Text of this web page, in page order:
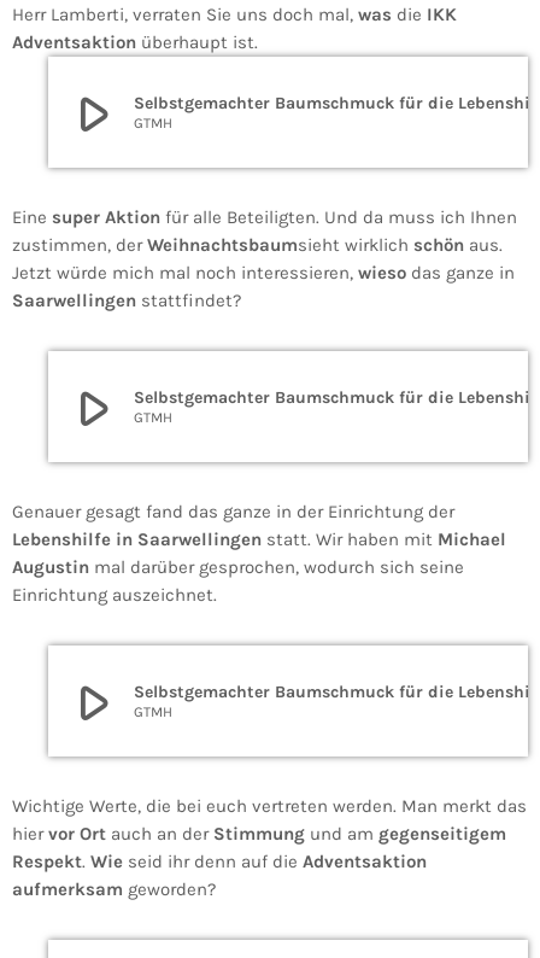
Herr Lamberti, verraten Sie uns doch mal, was die IKK
Adventsaktion überhaupt ist.
play_arrow GTMH
Eine super Aktion für alle Beteiligten. Und da muss ich Ihnen
zustimmen, derWeihnachtsbaumsieht wirklich schön aus.
Jetzt würde mich mal noch interessieren, wieso das ganze in
Saarwellingen stattfindet?
play_arrow GTMH
Genauer gesagt fand das ganze in der Einrichtung der
Lebenshilfe in Saarwellingen statt. Wir haben mit Michael
Augustin mal darüber gesprochen, wodurch sich seine
Einrichtung auszeichnet.
play_arrow GTMH
Wichtige Werte, die bei euch vertreten werden. Man merkt das
hiervor Ort auch an der Stimmung und am gegenseitigem
Respekt. Wie seid ihr denn auf die Adventsaktion
aufmerksam geworden?